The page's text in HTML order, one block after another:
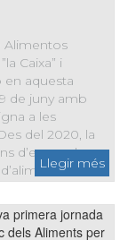
Alimentos
Caixa” i
en aquesta
de juny amb
a les
del 2020, la
d’euros al